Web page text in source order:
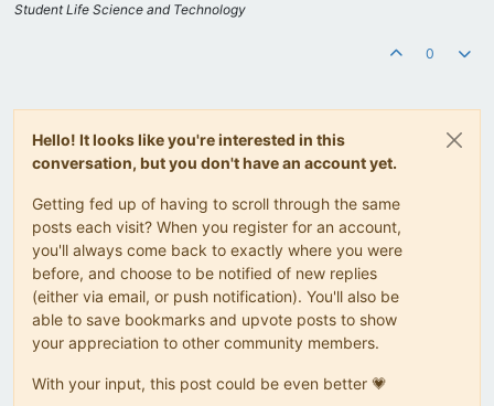
Student Life Science and Technology
0
Hello! It looks like you're interested in this
conversation, but you don't have an account yet.
Getting fed up of having to scroll through the same
posts each visit? When you register for an account,
you'll always come back to exactly where you were
before, and choose to be notified of new replies
(either via email, or push notification). You'll also be
able to save bookmarks and upvote posts to show
your appreciation to other community members.
With your input, this post could be even better 💗